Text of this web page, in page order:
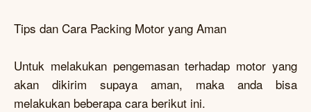
Tips dan Cara Packing Motor yang Aman
Untuk melakukan pengemasan terhadap motor yang
akan dikirim supaya aman, maka anda bisa
melakukan beberapa cara berikut ini.